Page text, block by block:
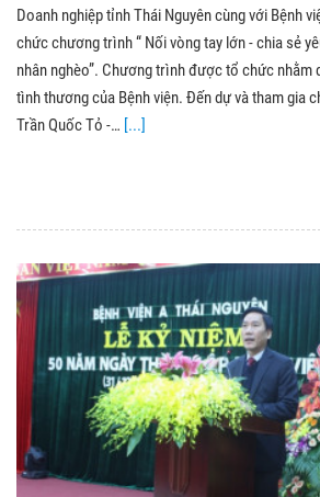
Doanh nghiệp tỉnh Thái Nguyên cùng với Bệnh
chức chương trình “ Nối vòng tay lớn - chia sẻ
nhân nghèo”. Chương trình được tổ chức nhằm
tình thương của Bệnh viện. Đến dự và tham gia
Trần Quốc Tỏ -… [...]